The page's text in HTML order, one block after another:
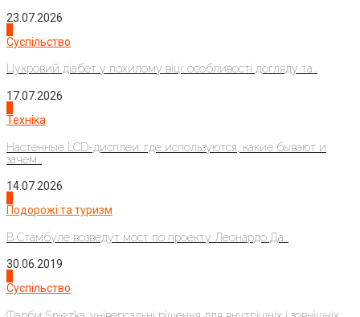
23.07.2026
Суспільство
Цукровий діабет у похилому віці: особливості догляду та...
17.07.2026
Техніка
Настенные LCD-дисплеи: где используются, какие бывают и
зачем...
14.07.2026
Подорожі та туризм
В Стамбуле возведут мост по проекту Леонардо Да...
30.06.2019
Суспільство